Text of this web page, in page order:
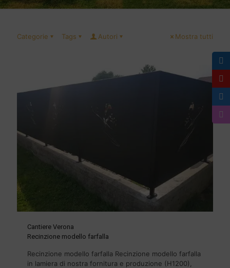
Categorie Tags Autori Mostra tutti
Cantiere Verona
Recinzione modello farfalla
Recinzione modello farfalla Recinzione modello farfalla
in lamiera di nostra fornitura e produzione (H1200),